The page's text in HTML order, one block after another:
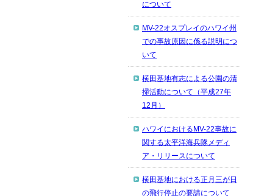
について
MV-22オスプレイのハワイ州
での事故原因に係る説明につ
いて
横田基地有志による公園の清
掃活動について（平成27年
12月）
ハワイにおけるMV-22事故に
関する太平洋海兵隊メディ
ア・リリースについて
横田基地における正月三が日
の飛行停止の要請について